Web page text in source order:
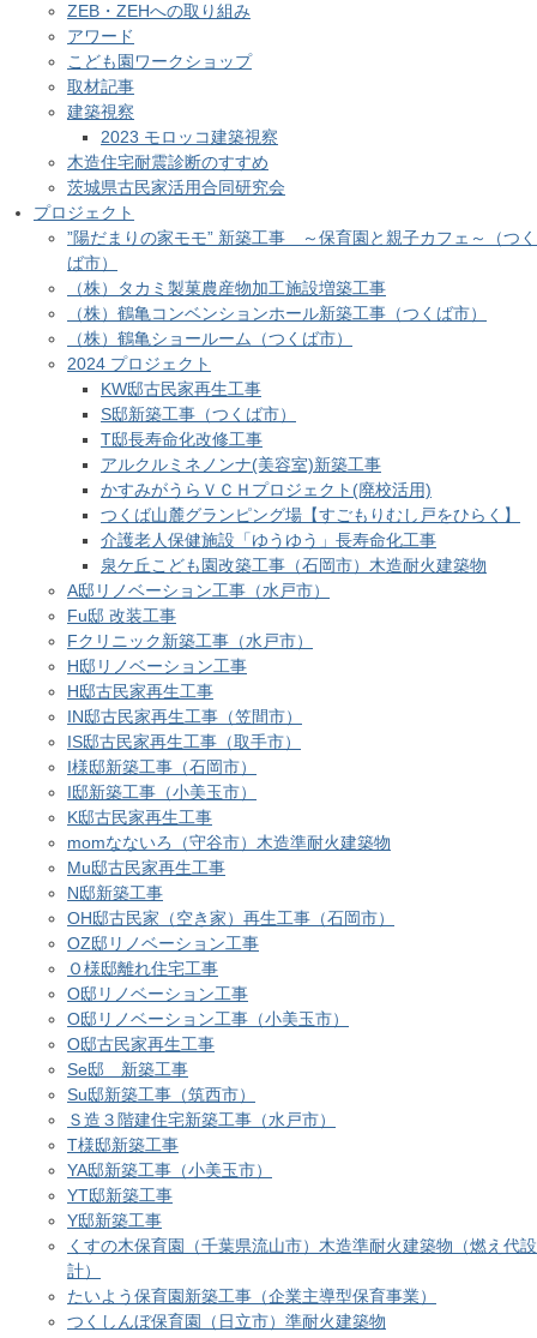
ZEB・ZEHへの取り組み
アワード
こども園ワークショップ
取材記事
建築視察
2023 モロッコ建築視察
木造住宅耐震診断のすすめ
茨城県古民家活用合同研究会
プロジェクト
”陽だまりの家モモ” 新築工事 ～保育園と親子カフェ～（つく
ば市）
（株）タカミ製菓農産物加工施設増築工事
（株）鶴亀コンベンションホール新築工事（つくば市）
（株）鶴亀ショールーム（つくば市）
2024 プロジェクト
KW邸古民家再生工事
S邸新築工事（つくば市）
T邸長寿命化改修工事
アルクルミネノンナ(美容室)新築工事
かすみがうらＶＣＨプロジェクト(廃校活用)
つくば山麓グランピング場【すごもりむし戸をひらく】
介護老人保健施設「ゆうゆう」長寿命化工事
泉ケ丘こども園改築工事（石岡市）木造耐火建築物
A邸リノベーション工事（水戸市）
Fu邸 改装工事
Fクリニック新築工事（水戸市）
H邸リノベーション工事
H邸古民家再生工事
IN邸古民家再生工事（笠間市）
IS邸古民家再生工事（取手市）
I様邸新築工事（石岡市）
I邸新築工事（小美玉市）
K邸古民家再生工事
momなないろ（守谷市）木造準耐火建築物
Mu邸古民家再生工事
N邸新築工事
OH邸古民家（空き家）再生工事（石岡市）
OZ邸リノベーション工事
Ｏ様邸離れ住宅工事
O邸リノベーション工事
O邸リノベーション工事（小美玉市）
O邸古民家再生工事
Se邸 新築工事
Su邸新築工事（筑西市）
Ｓ造３階建住宅新築工事（水戸市）
T様邸新築工事
YA邸新築工事（小美玉市）
YT邸新築工事
Y邸新築工事
くすの木保育園（千葉県流山市）木造準耐火建築物（燃え代設
計）
たいよう保育園新築工事（企業主導型保育事業）
つくしんぼ保育園（日立市）準耐火建築物